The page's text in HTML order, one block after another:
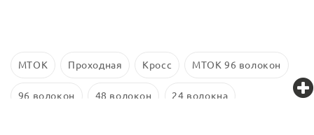
МТОК Проходная Кросс МТОК 96 волокон
96 волокон 48 волокон 24 волокна